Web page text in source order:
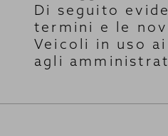
Di seguito
termini e le
Veicoli in uso
agli